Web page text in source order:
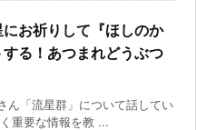
お祈りして『ほしのか
る！あつまれどうぶつ
ん「流星群」について話してい
重要な情報を教 ...